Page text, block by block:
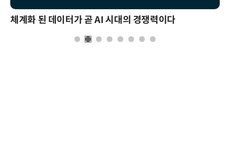
체계화 된 데이터가 곧 AI 시대의 경쟁력이다